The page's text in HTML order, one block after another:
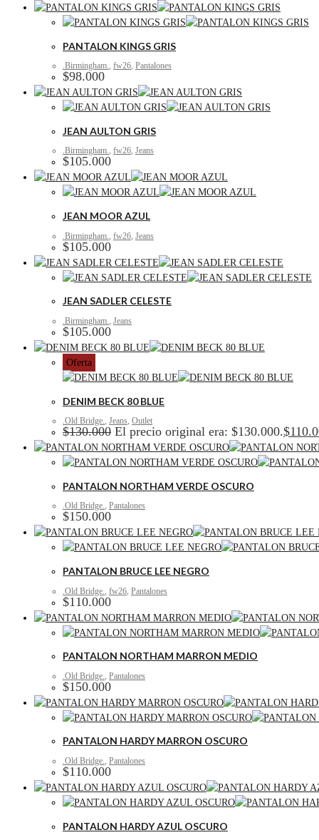
PANTALON KINGS GRIS
.Birmingham., fw26, Pantalones
$98.000
JEAN AULTON GRIS
.Birmingham., fw26, Jeans
$105.000
JEAN MOOR AZUL
.Birmingham. fw26 Jeans
$105.000
JEAN SADLER CELESTE
.Birmingham., Jeans
$105.000
Oferta
DENIM BECK 80 BLUE
.Old Bridge., Jeans, Outlet
$130.000 El precio original era: $130.000.$
PANTALON NORTHAM VERDE OSCURO
.Old Bridge., Pantalones
$150.000
PANTALON BRUCE LEE NEGRO
.Old Bridge. fw26 Pantalones
$110.000
PANTALON NORTHAM MARRON MEDIO
.Old Bridge. Pantalones
$150.000
PANTALON HARDY MARRON OSCURO
.Old Bridge., Pantalones
$110.000
PANTALON HARDY AZUL OSCURO